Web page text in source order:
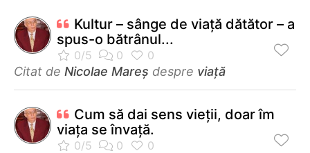
Kultur – sânge de viață dătător – a
spus-o bătrânul...
Citat de Nicolae Mareș despre viață
Cum să dai sens vieții, doar îm
viața se învață.